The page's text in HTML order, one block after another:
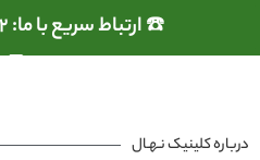
☎️ ارتباط سریع با ما: 2072 - 346 - 0911
درباره کلینیک نـهـال